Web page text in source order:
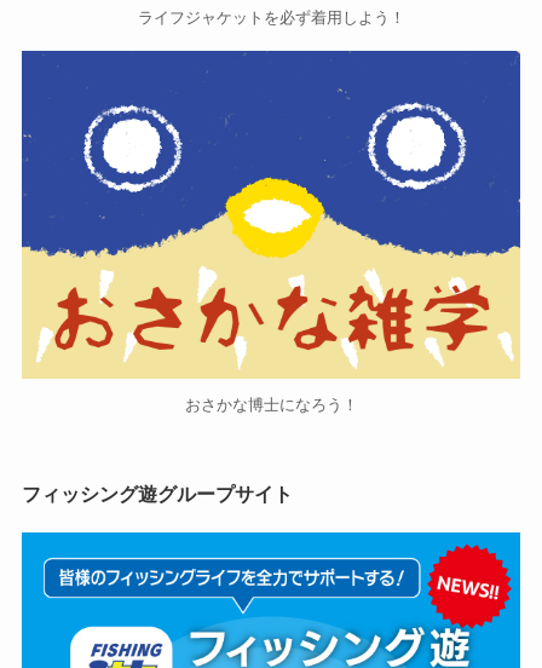
ライフジャケットを必ず着用しよう！
おさかな博士になろう！
フィッシング遊グループサイト